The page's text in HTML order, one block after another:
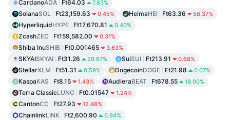
CardanoADA Ft64.03 7.83%
SolanaSOL Ft23,159.63 0.45% HeimaHEI Ft63.36 58.37%
HyperliquidHYPE Ft17,670.81 0.40%
ZcashZEC Ft159,582.00 0.31%
Shiba InuSHIB Ft0.001465 3.63%
SKYAISKYAI Ft31.26 29.67% SuiSUI Ft213.91 0.68%
StellarXLM Ft51.31 0.59% DogecoinDOGE Ft21.98 0.07%
KaspaKAS Ft8.15 1.43% AudieraBEAT Ft678.55 18.90%
Terra ClassicLUNC Ft0.01547 1.24%
CantonCC Ft27.93 12.48%
ChainlinkLINK Ft2,600.90 0.94%